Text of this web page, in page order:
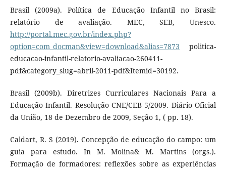
Brasil (2009a). Política de Educação Infantil no Brasil:
relatório de avaliação. MEC, SEB, Unesco.
http://portal.mec.gov.br/index.php?
option=com_docman&view=download&alias=7873 politica-
educacao-infantil-relatorio-avaliacao-260411-
pdf&category_slug=abril-2011-pdf&Itemid=30192.
Brasil (2009b). Diretrizes Curriculares Nacionais Para a
Educação Infantil. Resolução CNE/CEB 5/2009. Diário Oficial
da União, 18 de Dezembro de 2009, Seção 1, ( pp. 18).
Caldart, R. S (2019). Concepção de educação do campo: um
guia para estudo. In M. Molina& M. Martins (orgs.).
Formação de formadores: reflexões sobre as experiências